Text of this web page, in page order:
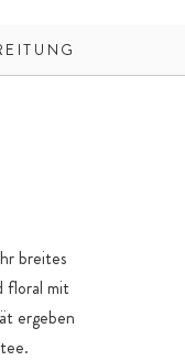
breites
floral mit
ergeben